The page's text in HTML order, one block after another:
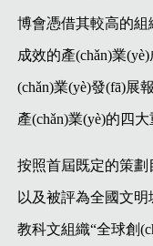
博會憑借其較高的
成效的產(chǎn)業
(chǎn)業(yè)發(fā)展
產(chǎn)業(yè)的四大
按照首屆既定的策劃
以及被評為全國文明
教科文組織“全球創